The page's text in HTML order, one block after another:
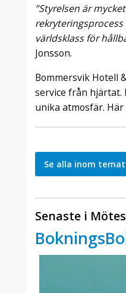
”Styrelsen är
världsklass för
Jonsson.
Bommersvik Hotell
service från hjärtat.
unika atmosfär.
Se alla inom
Senaste i